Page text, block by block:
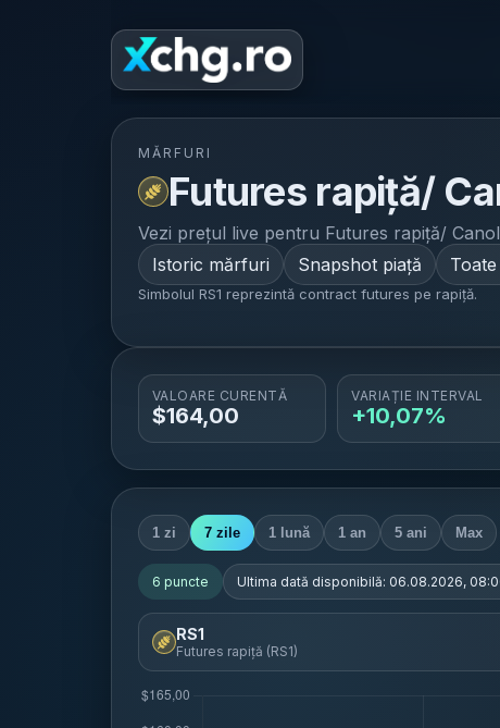
MĂRFURI
Futures rapiță/
Vezi prețul live pentru Futures rapiță/
Istoric mărfuri
Snapshot piață
Simbolul RS1 reprezintă contract futures pe rapiță.
VALOARE CURENTĂ
$164,00
VARIAȚIE INTERVAL
+10,07%
1 zi 7 zile 1 lună 1 an 5 ani Max
6 puncte Ultima dată disponibilă: 06.08.2026,
RS1
Futures rapiță (RS1)